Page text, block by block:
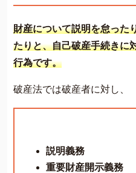
財産について説明を怠った
たりと、自己破産手続きに
行為です。
破産法では破産者に対し、
説明義務
重要財産開示義務